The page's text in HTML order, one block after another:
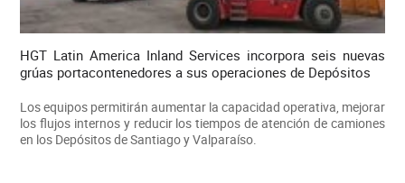
HGT Latin America Inland Services incorpora seis nuevas
grúas portacontenedores a sus operaciones de Depósitos
Los equipos permitirán aumentar la capacidad operativa, mejorar
los flujos internos y reducir los tiempos de atención de camiones
en los Depósitos de Santiago y Valparaíso.